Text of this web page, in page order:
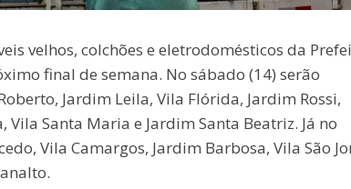
velhos, colchões e eletrodomésticos da
final de semana. No sábado (14) serão
Jardim Leila, Vila Flórida, Jardim Rossi,
Santa Maria e Jardim Santa Beatriz. Já no
Vila Camargos, Jardim Barbosa, Vila São